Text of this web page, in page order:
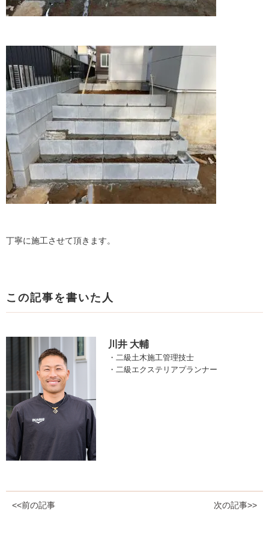
丁寧に施工させて頂きます。
この記事を書いた人
川井 大輔
・二級土木施工管理技士
・二級エクステリアプランナー
<<前の記事 次の記事>>